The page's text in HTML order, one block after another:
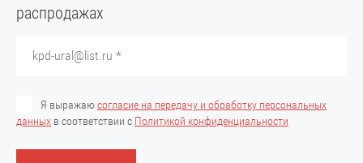
распродажах
Я выражаю согласие на передачу и обработку персональных
данных в соответствии с Политикой конфиденциальности